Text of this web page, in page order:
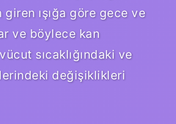
ışığa göre gece ve
ve böylece kan
sıcaklığındaki ve
değişiklikleri